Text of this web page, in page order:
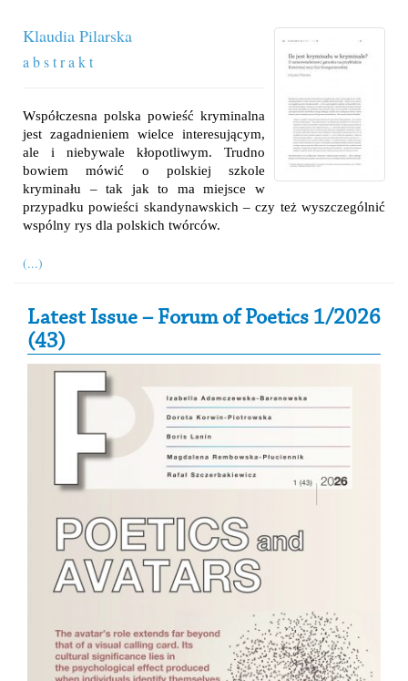
Klaudia Pilarska
a b s t r a k t
Współczesna polska powieść kryminalna
jest zagadnieniem wielce interesującym,
ale i niebywale kłopotliwym. Trudno
bowiem mówić o polskiej szkole
kryminału – tak jak to ma miejsce w
przypadku powieści skandynawskich – czy też wyszczególnić
wspólny rys dla polskich twórców.
(...)
Secondary Sidebar
Latest Issue – Forum of Poetics 1/2026
(43)